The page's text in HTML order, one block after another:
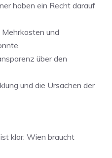
haben ein Recht darauf
und
über den
und die Ursachen der
klar: Wien braucht